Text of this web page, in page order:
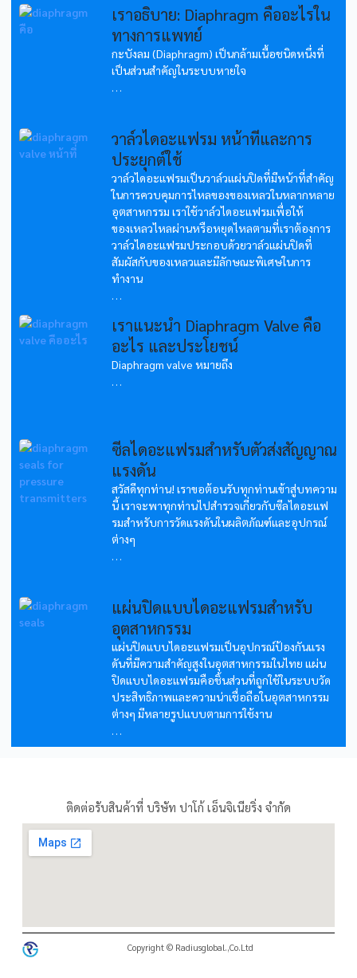
เราอธิบาย: Diaphragm คืออะไรใน
ทางการแพทย์
กะบังลม (Diaphragm) เป็นกล้ามเนื้อชนิดหนึ่งที่
เป็นส่วนสำคัญในระบบหายใจ
...
วาล์วไดอะแฟรม หน้าที่และการ
ประยุกต์ใช้
วาล์วไดอะแฟรมเป็นวาล์วแผ่นปิดที่มีหน้าที่สำคัญ
ในการควบคุมการไหลของของเหลวในหลากหลาย
อุตสาหกรรม เราใช้วาล์วไดอะแฟรมเพื่อให้
ของเหลวไหลผ่านหรือหยุดไหลตามที่เราต้องการ
วาล์วไดอะแฟรมประกอบด้วยวาล์วแผ่นปิดที่
สัมผัสกับของเหลวและมีลักษณะพิเศษในการ
ทำงาน
...
เราแนะนำ Diaphragm Valve คือ
อะไร และประโยชน์
Diaphragm valve หมายถึง
...
ซีลไดอะแฟรมสำหรับตัวส่งสัญญาณ
แรงดัน
สวัสดีทุกท่าน! เราขอต้อนรับทุกท่านเข้าสู่บทความ
นี้ เราจะพาทุกท่านไปสำรวจเกี่ยวกับซีลไดอะแฟ
รมสำหรับการวัดแรงดันในผลิตภัณฑ์และอุปกรณ์
ต่างๆ
...
แผ่นปิดแบบไดอะแฟรมสำหรับ
อุตสาหกรรม
แผ่นปิดแบบไดอะแฟรมเป็นอุปกรณ์ป้องกันแรง
ดันที่มีความสำคัญสูงในอุตสาหกรรมในไทย แผ่น
ปิดแบบไดอะแฟรมคือชิ้นส่วนที่ถูกใช้ในระบบวัด
ประสิทธิภาพและความน่าเชื่อถือในอุตสาหกรรม
ต่างๆ มีหลายรูปแบบตามการใช้งาน
...
ติดต่อรับสินค้าที่ บริษัท ปาโก้ เอ็นจิเนียริ่ง จำกัด
Copyright © Radiusglobal.,Co.Ltd